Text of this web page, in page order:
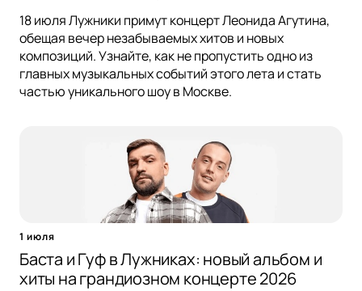
18 июля Лужники примут концерт Леонида Агутина,
обещая вечер незабываемых хитов и новых
композиций. Узнайте, как не пропустить одно из
главных музыкальных событий этого лета и стать
частью уникального шоу в Москве.
1 июля
Баста и Гуф в Лужниках: новый альбом и
хиты на грандиозном концерте 2026